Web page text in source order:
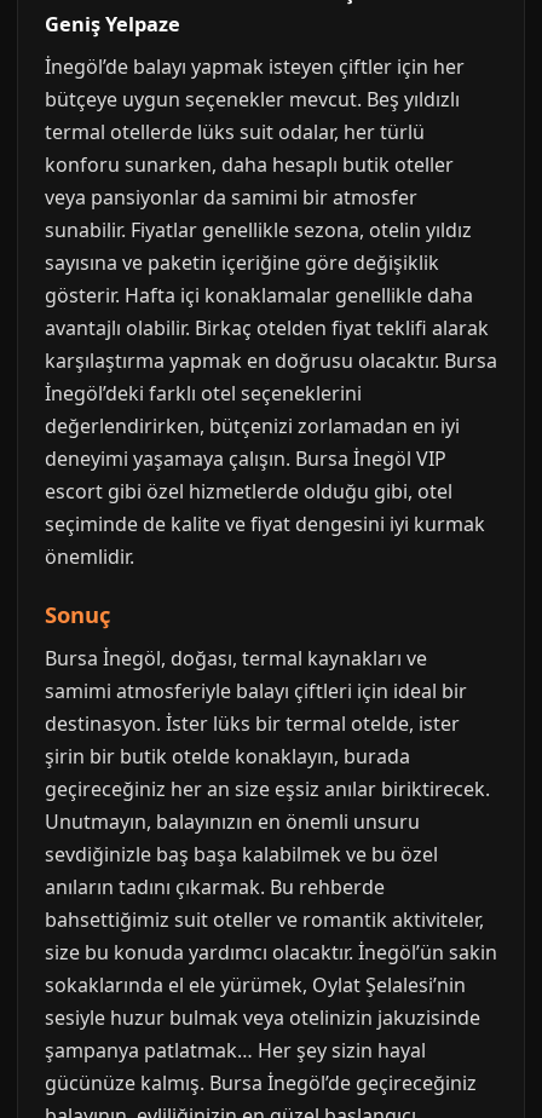
Geniş Yelpaze
İnegöl’de balayı yapmak isteyen çiftler için her
bütçeye uygun seçenekler mevcut. Beş yıldızlı
termal otellerde lüks suit odalar, her türlü
konforu sunarken, daha hesaplı butik oteller
veya pansiyonlar da samimi bir atmosfer
sunabilir. Fiyatlar genellikle sezona, otelin yıldız
sayısına ve paketin içeriğine göre değişiklik
gösterir. Hafta içi konaklamalar genellikle daha
avantajlı olabilir. Birkaç otelden fiyat teklifi alarak
karşılaştırma yapmak en doğrusu olacaktır. Bursa
İnegöl’deki farklı otel seçeneklerini
değerlendirirken, bütçenizi zorlamadan en iyi
deneyimi yaşamaya çalışın. Bursa İnegöl VIP
escort gibi özel hizmetlerde olduğu gibi, otel
seçiminde de kalite ve fiyat dengesini iyi kurmak
önemlidir.
Sonuç
Bursa İnegöl, doğası, termal kaynakları ve
samimi atmosferiyle balayı çiftleri için ideal bir
destinasyon. İster lüks bir termal otelde, ister
şirin bir butik otelde konaklayın, burada
geçireceğiniz her an size eşsiz anılar biriktirecek.
Unutmayın, balayınızın en önemli unsuru
sevdiğinizle baş başa kalabilmek ve bu özel
anıların tadını çıkarmak. Bu rehberde
bahsettiğimiz suit oteller ve romantik aktiviteler,
size bu konuda yardımcı olacaktır. İnegöl’ün sakin
sokaklarında el ele yürümek, Oylat Şelalesi’nin
sesiyle huzur bulmak veya otelinizin jakuzisinde
şampanya patlatmak… Her şey sizin hayal
gücünüze kalmış. Bursa İnegöl’de geçireceğiniz